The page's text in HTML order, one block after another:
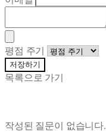
평점 주기
저장하기
목록으로 가기
작성된 질문이 없습니다.